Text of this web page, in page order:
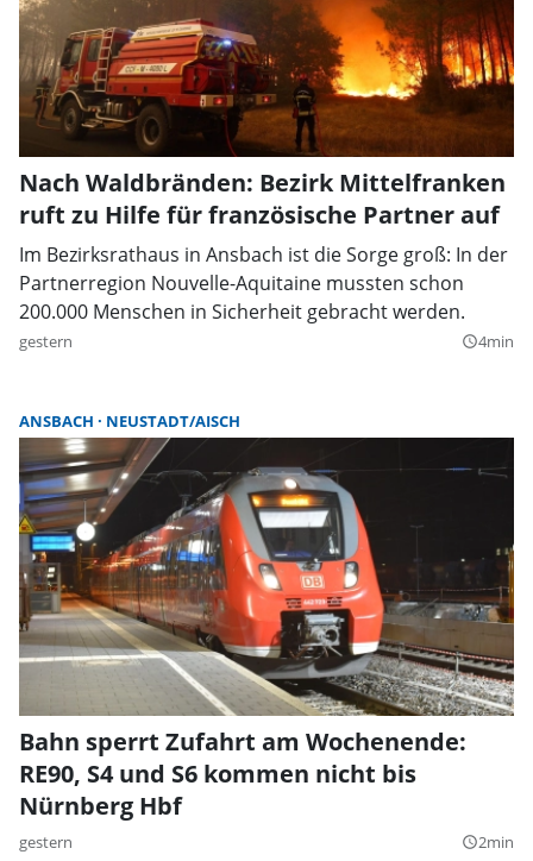
Nach Waldbränden: Bezirk Mittelfranken
ruft zu Hilfe für französische Partner auf
Im Bezirksrathaus in Ansbach ist die Sorge groß: In der
Partnerregion Nouvelle-Aquitaine mussten schon
200.000 Menschen in Sicherheit gebracht werden.
gestern query_builder4min
ANSBACH NEUSTADT/AISCH
Bahn sperrt Zufahrt am Wochenende:
RE90, S4 und S6 kommen nicht bis
Nürnberg Hbf
gestern query_builder2min